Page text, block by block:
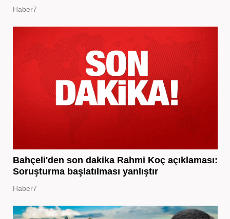
Haber7
Bahçeli'den son dakika Rahmi Koç açıklaması:
Soruşturma başlatılması yanlıştır
Haber7